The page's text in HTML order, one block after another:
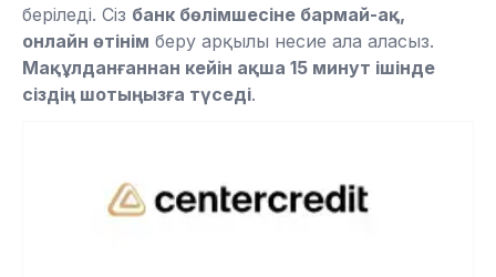
беріледі. Сіз банк бөлімшесіне бармай-ақ,
онлайн өтінім беру арқылы несие ала аласыз.
Мақұлданғаннан кейін ақша 15 минут ішінде
сіздің шотыңызға түседі.